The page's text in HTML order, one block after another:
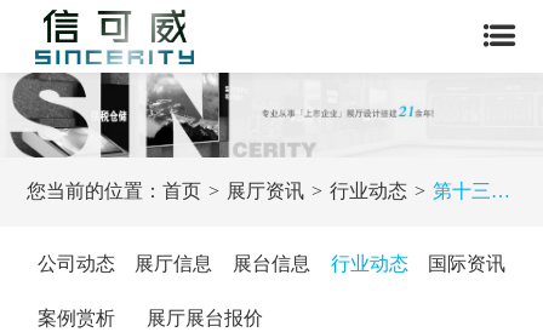
您当前的位置：首页 展厅资讯 行业动态 第十三届全国美展全景展厅上线
公司动态 展厅信息 展台信息 行业动态 国际资讯
案例赏析 展厅展台报价